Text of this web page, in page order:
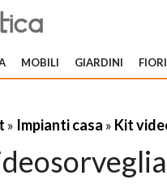
MOBILI GIARDINI
» Impianti casa » Kit